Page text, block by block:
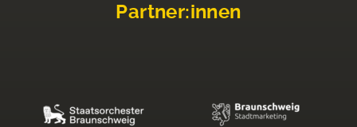
Partner:innen